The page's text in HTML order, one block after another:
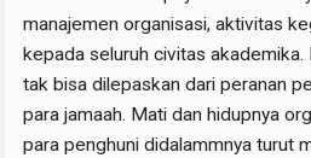
manajemen organisasi, aktivitas
kepada seluruh civitas
tak bisa dilepaskan dari peranan
para jamaah. Mati dan hidupnya
para penghuni didalammnya turut